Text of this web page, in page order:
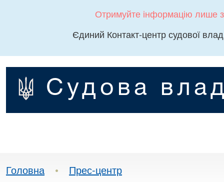
Отримуйте інформацію лише
Єдиний Контакт-центр судової
Судова
Головна • Прес-центр